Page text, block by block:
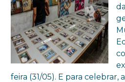
feira (31/05). E para